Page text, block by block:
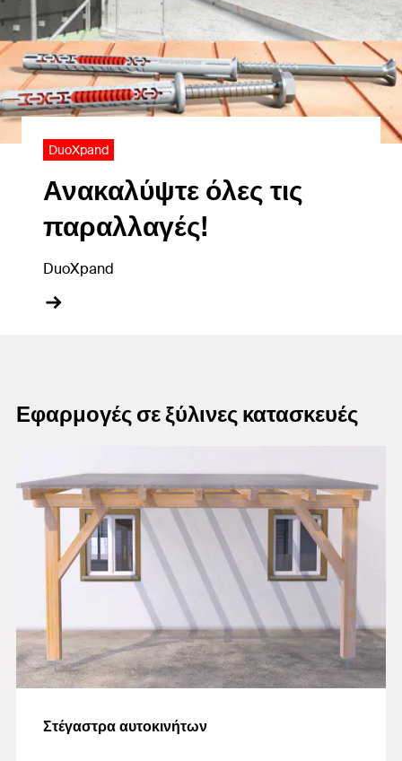
DuoXpand
Ανακαλύψτε όλες τις
παραλλαγές!
DuoXpand
Εφαρμογές σε ξύλινες κατασκευές
Στέγαστρα αυτοκινήτων